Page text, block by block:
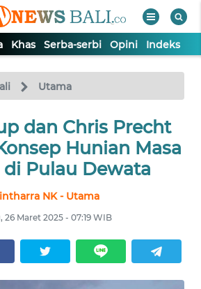
Khas Serba-serbi Opini Indeks
Utama
dan Chris Precht
Hunian Masa
di Pulau Dewata
NK - Utama
26 Maret 2025 - 07:19 WIB